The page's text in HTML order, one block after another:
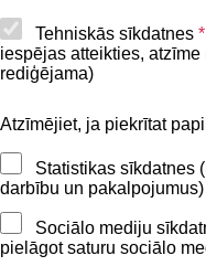
Tehniskās sīkdatnes *
iespējas atteikties,
rediģējama)
Atzīmējiet, ja piekrītat
Statistikas sīkdatnes
darbību un pakalpojumus)
Sociālo mediju
pielāgot saturu sociālo
BIS